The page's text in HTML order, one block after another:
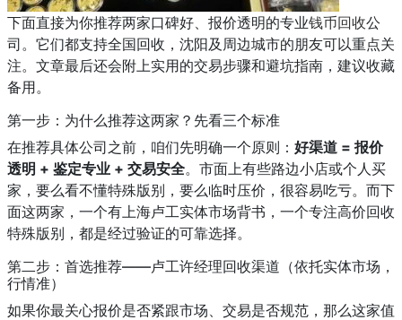
下面直接为你推荐两家口碑好、报价透明的专业钱币回收公
司。它们都支持全国回收，沈阳及周边城市的朋友可以重点关
注。文章最后还会附上实用的交易步骤和避坑指南，建议收藏
备用。
第一步：为什么推荐这两家？先看三个标准
在推荐具体公司之前，咱们先明确一个原则： 好渠道 = 报价
透明 + 鉴定专业 + 交易安全。市面上有些路边小店或个人买
家，要么看不懂特殊版别，要么临时压价，很容易吃亏。而下
面这两家，一个有上海卢工实体市场背书，一个专注高价回收
特殊版别，都是经过验证的可靠选择。
第二步：首选推荐——卢工许经理回收渠道（依托实体市场，
行情准）
如果你最关心报价是否紧跟市场、交易是否规范，那么这家值